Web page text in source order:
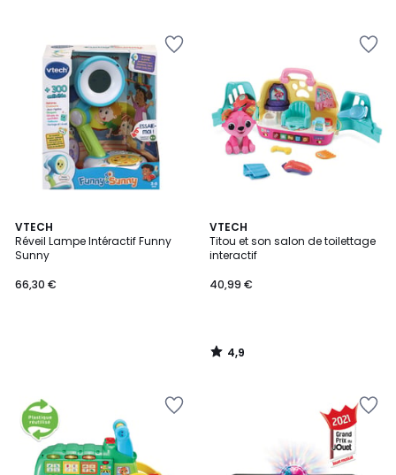
VTECH
Réveil Lampe Intéractif Funny
Sunny
66,30 €
VTECH
Titou et son salon de toilettage
interactif
40,99 €
4,9
/ 5
4,9
/